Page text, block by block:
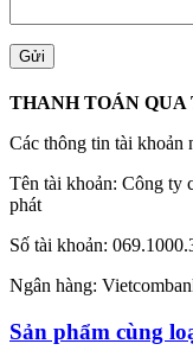
THANH TOÁN
Các thông tin tài khoản
Tên tài khoản: Công ty
phát
Số tài khoản:
Ngân hàng:
Sản phẩm cùng